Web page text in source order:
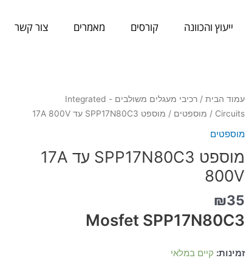
ייעוץ והכוונה קורסים מאמרים צור קשר
עמוד הבית/
רכיבי מעגלים משולבים - Integrated
Circuits
/ מוספטים / מוספט SPP17N80C3 עד 17A 800V
מוספטים
מוספט SPP17N80C3 עד 17A
800V
₪35
Mosfet SPP17N80C3
זמינות: קיים במלאי
כמות
של
עד
17A
800V